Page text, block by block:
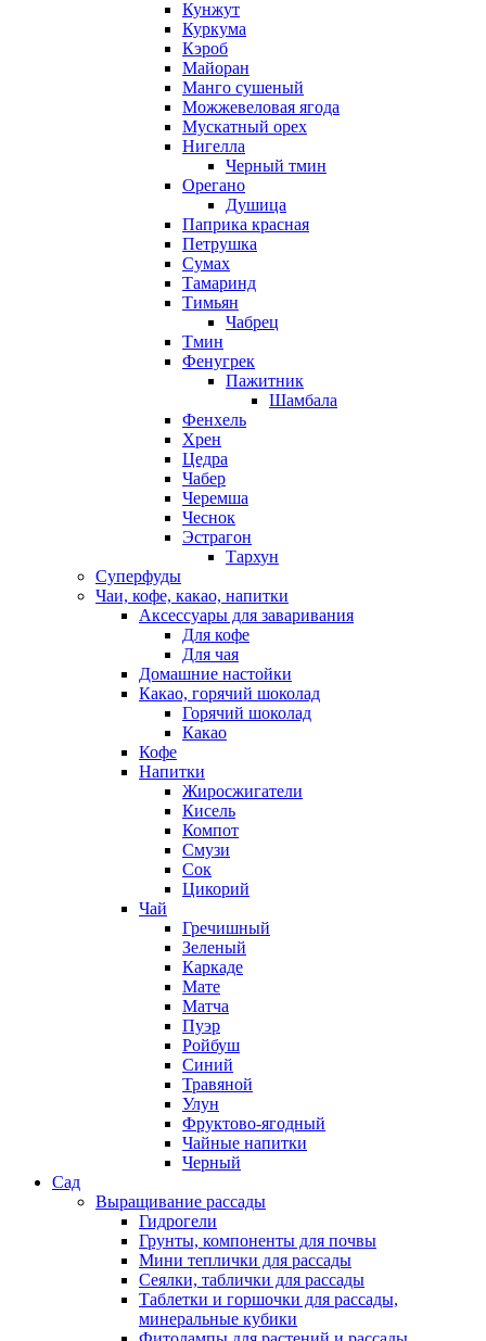
Кунжут
Куркума
Кэроб
Майоран
Манго сушеный
Можжевеловая ягода
Мускатный орех
Нигелла
Черный тмин
Орегано
Душица
Паприка красная
Петрушка
Сумах
Тамаринд
Тимьян
Чабрец
Тмин
Фенугрек
Пажитник
Шамбала
Фенхель
Хрен
Цедра
Чабер
Черемша
Чеснок
Эстрагон
Тархун
Суперфуды
Чаи, кофе, какао, напитки
Аксессуары для заваривания
Для кофе
Для чая
Домашние настойки
Какао, горячий шоколад
Горячий шоколад
Какао
Кофе
Напитки
Жиросжигатели
Кисель
Компот
Смузи
Сок
Цикорий
Чай
Гречишный
Зеленый
Каркаде
Мате
Матча
Пуэр
Ройбуш
Синий
Травяной
Улун
Фруктово-ягодный
Чайные напитки
Черный
Сад
Выращивание рассады
Гидрогели
Грунты, компоненты для почвы
Мини теплички для рассады
Сеялки, таблички для рассады
Таблетки и горшочки для рассады,
минеральные кубики